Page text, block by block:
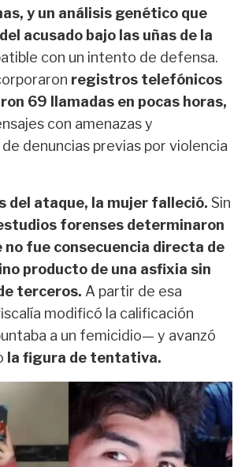
y un análisis genético que
acusado bajo las uñas de la
con un intento de defensa.
registros telefónicos
69 llamadas en pocas horas,
con amenazas y
denuncias previas por violencia
del ataque, la mujer falleció. Sin
forenses determinaron
no fue consecuencia directa de
producto de una asfixia sin
terceros. A partir de esa
modificó la calificación
a un femicidio— y avanzó
la figura de tentativa.